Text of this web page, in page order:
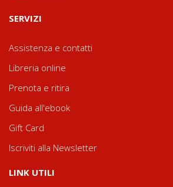
SERVIZI
Assistenza e contatti
Libreria online
Prenota e ritira
Guida all'ebook
Gift Card
Iscriviti alla Newsletter
LINK UTILI